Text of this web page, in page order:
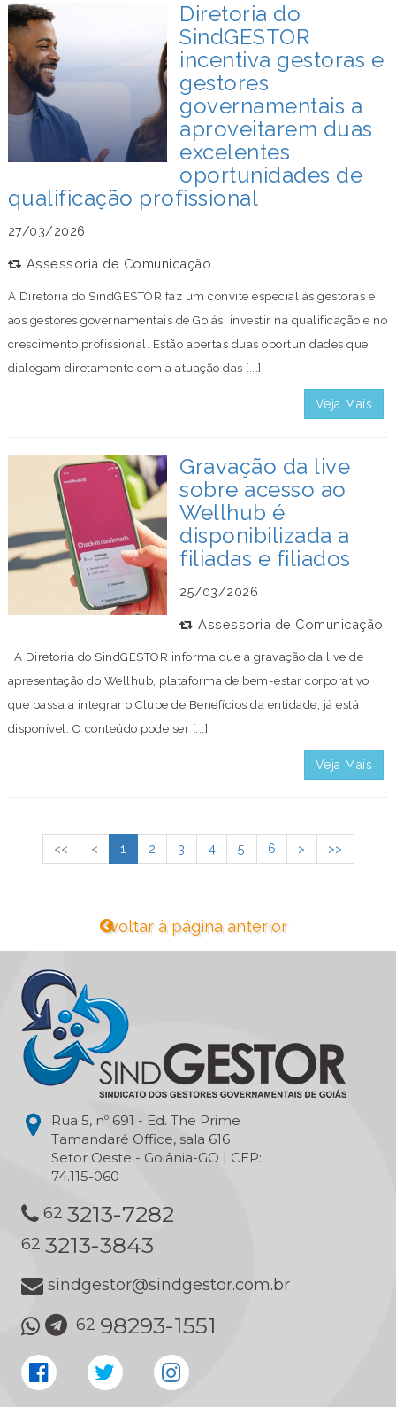
Diretoria do
SindGESTOR
incentiva gestoras e
gestores
governamentais a
aproveitarem duas
excelentes
oportunidades de
qualificação profissional
27/03/2026
Assessoria de Comunicação
A Diretoria do SindGESTOR faz um convite especial às gestoras e
aos gestores governamentais de Goiás: investir na qualificação e no
crescimento profissional. Estão abertas duas oportunidades que
dialogam diretamente com a atuação das [...]
Veja Mais
Gravação da live
sobre acesso ao
Wellhub é
disponibilizada a
filiadas e filiados
25/03/2026
Assessoria de Comunicação
A Diretoria do SindGESTOR informa que a gravação da live de
apresentação do Wellhub, plataforma de bem-estar corporativo
que passa a integrar o Clube de Benefícios da entidade, já está
disponível. O conteúdo pode ser [...]
Veja Mais
<< < 1 2 3 4 5 6 > >>
voltar à página anterior
Rua 5, nº 691 - Ed. The Prime
Tamandaré Office, sala 616
Setor Oeste - Goiânia-GO | CEP:
74.115-060
62 3213-7282
62 3213-3843
sindgestor@sindgestor.com.br
62 98293-1551